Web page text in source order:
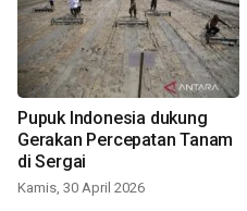
Pupuk Indonesia dukung
Gerakan Percepatan Tanam
di Sergai
Kamis, 30 April 2026